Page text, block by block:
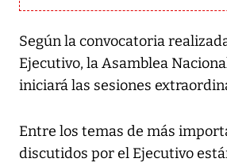
Según la convocatoria
Ejecutivo, la Asamblea
iniciará las sesiones
Entre los temas de más
discutidos por el Ejecutivo